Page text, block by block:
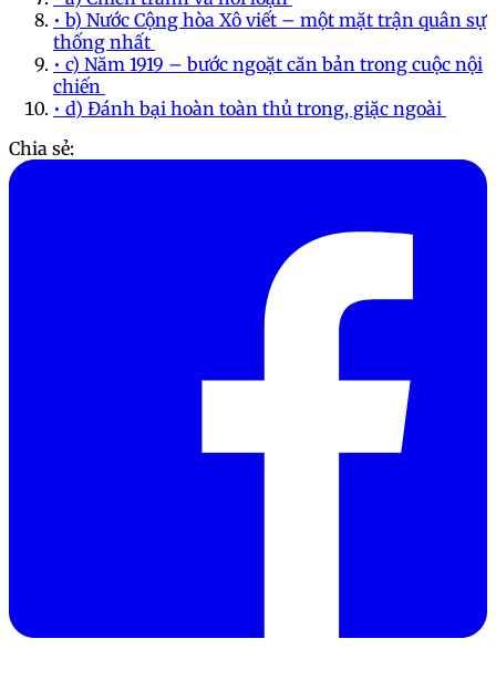
• b) Nước Cộng hòa Xô viết – một mặt trận quân sự
thống nhất
• c) Năm 1919 – bước ngoặt căn bản trong cuộc nội
chiến
• d) Đánh bại hoàn toàn thủ trong, giặc ngoài
Chia sẻ: